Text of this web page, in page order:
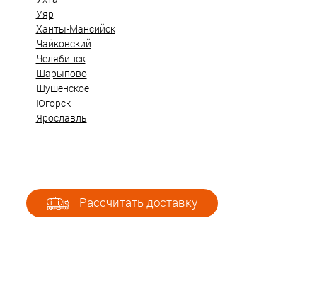
Уяр
Ханты-Мансийск
Чайковский
Челябинск
Шарыпово
Шушенское
Югорск
Ярославль
Рассчитать доставку